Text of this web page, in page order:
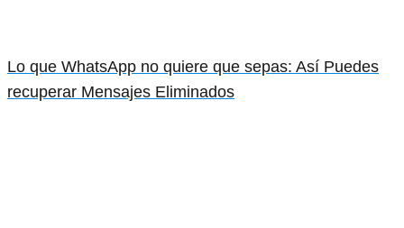
Lo que WhatsApp no quiere que sepas: Así Puedes
recuperar Mensajes Eliminados